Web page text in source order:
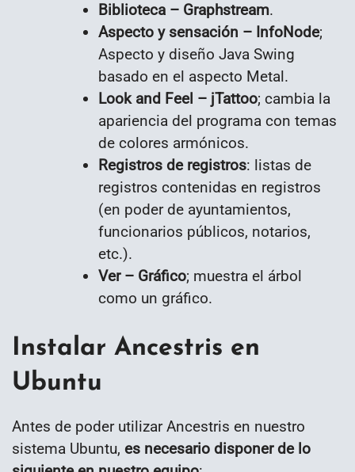
Biblioteca – Graphstream.
Aspecto y sensación – InfoNode;
Aspecto y diseño Java Swing
basado en el aspecto Metal.
Look and Feel – jTattoo; cambia la
apariencia del programa con temas
de colores armónicos.
Registros de registros: listas de
registros contenidas en registros
(en poder de ayuntamientos,
funcionarios públicos, notarios,
etc.).
Ver – Gráfico; muestra el árbol
como un gráfico.
Instalar Ancestris en
Ubuntu
Antes de poder utilizar Ancestris en nuestro
sistema Ubuntu, es necesario disponer de lo